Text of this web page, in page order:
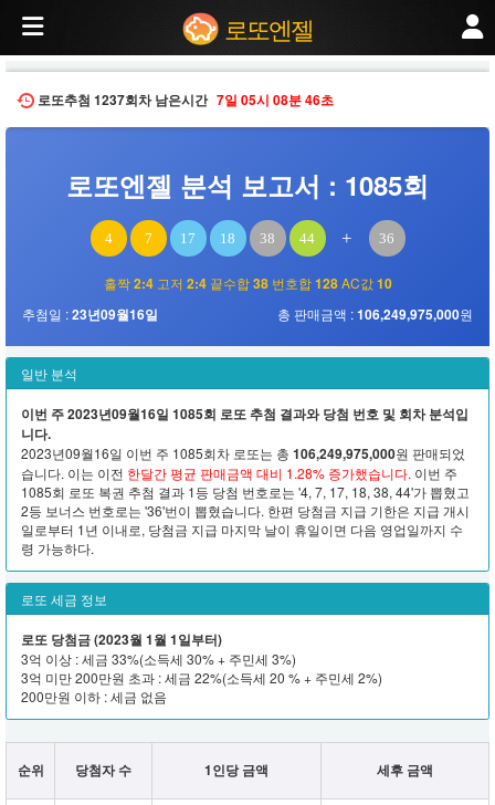
2023년09월16일 추첨된 제1085회 로또 당첨번호 분석. 번호 분포, 홀짝 비율, 고저
로또엔젤
로또추첨 1237회차남은시간 7일 05시 08분45초
로또엔젤 분석 보고서 : 1085회
4 7 17 18 38 44 + 36
홀짝2:4 고저 2:4 끝수합38 번호합128 AC값10
추첨일 :23년09월16일 총 판매금액 :106,249,975,000원
일반 분석
이번 주 2023년09월16일 1085회 로또 추첨 결과와 당첨 번호 및 회차 분석입
니다.
2023년09월16일 이번 주 1085회차 로또는 총 106,249,975,000원 판매되었
습니다. 이는 이전 한달간 평균 판매금액 대비 1.28% 증가했습니다. 이번 주
1085회 로또 복권 추첨 결과 1등 당첨 번호로는 '4, 7, 17, 18, 38, 44'가 뽑혔고
2등 보너스 번호로는 '36'번이 뽑혔습니다. 한편 당첨금 지급 기한은 지급 개시
일로부터 1년 이내로, 당첨금 지급 마지막 날이 휴일이면 다음 영업일까지 수
령 가능하다.
로또 세금 정보
로또 당첨금 (2023월 1월 1일부터)
3억 이상 : 세금 33%(소득세 30% + 주민세 3%)
3억 미만 200만원 초과 : 세금 22%(소득세 20 % + 주민세 2%)
200만원 이하 : 세금 없음
순위 당첨자 수 1인당 금액 세후 금액